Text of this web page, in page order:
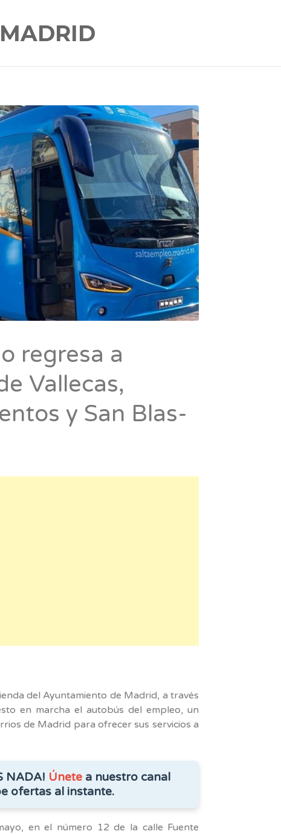
regresa a
Vallecas,
y San Blas-
del Ayuntamiento de Madrid, a través
en marcha el autobús del empleo, un
de Madrid para ofrecer sus servicios a
NADA! Únete a nuestro canal
ofertas al instante.
en el número 12 de la calle Fuente